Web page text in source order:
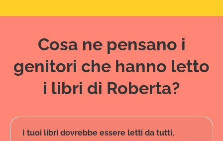
Cosa ne pensano i
genitori che hanno letto
i libri di Roberta?
I tuoi libri dovrebbe essere letti da tutti,